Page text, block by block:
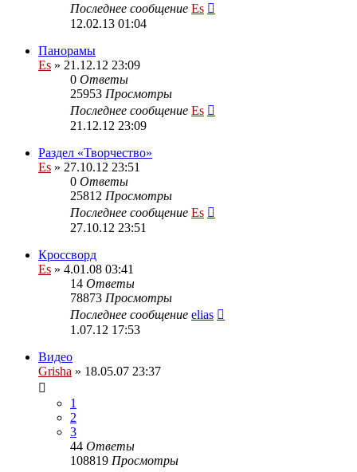
Последнее сообщение Es
12.02.13 01:04
Панорамы
Es » 21.12.12 23:09
0 Ответы
25953 Просмотры
Последнее сообщение Es
21.12.12 23:09
Раздел «Творчество»
Es » 27.10.12 23:51
0 Ответы
25812 Просмотры
Последнее сообщение Es
27.10.12 23:51
Кроссворд
Es » 4.01.08 03:41
14 Ответы
78873 Просмотры
Последнее сообщение elias
1.07.12 17:53
Видео
Grisha » 18.05.07 23:37
1
2
3
44 Ответы
108819 Просмотры